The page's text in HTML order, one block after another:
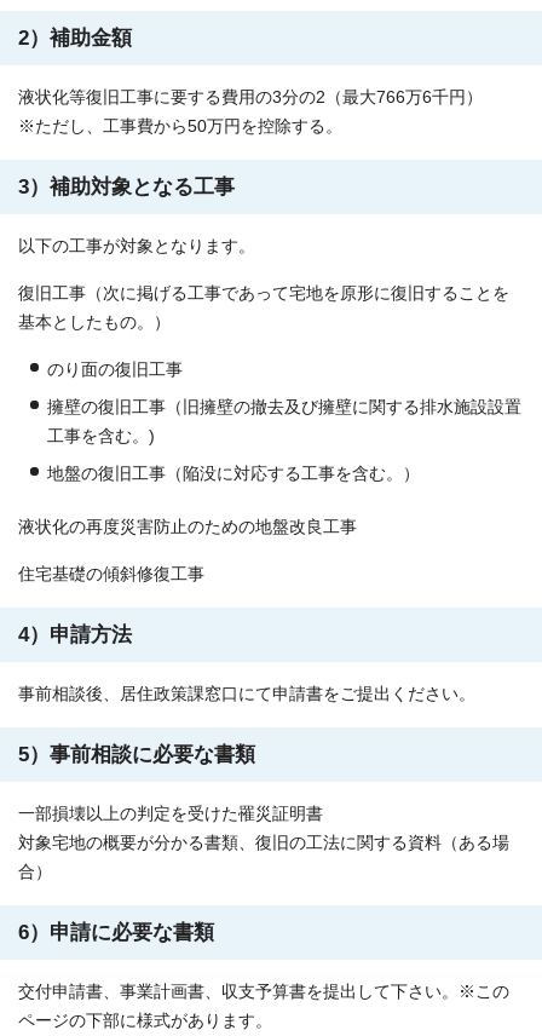
2）補助金額
液状化等復旧工事に要する費用の3分の2（最大766万6千円）
※ただし、工事費から50万円を控除する。
3）補助対象となる工事
以下の工事が対象となります。
復旧工事（次に掲げる工事であって宅地を原形に復旧することを
基本としたもの。）
のり面の復旧工事
擁壁の復旧工事（旧擁壁の撤去及び擁壁に関する排水施設設置
工事を含む。)
地盤の復旧工事（陥没に対応する工事を含む。）
液状化の再度災害防止のための地盤改良工事
住宅基礎の傾斜修復工事
4）申請方法
事前相談後、居住政策課窓口にて申請書をご提出ください。
5）事前相談に必要な書類
一部損壊以上の判定を受けた罹災証明書
対象宅地の概要が分かる書類、復旧の工法に関する資料（ある場
合）
6）申請に必要な書類
交付申請書、事業計画書、収支予算書を提出して下さい。※この
ページの下部に様式があります。